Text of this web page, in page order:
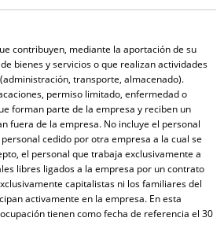
contribuyen, mediante la aportación de su
bienes y servicios o que realizan actividades
transporte, almacenado).
permiso limitado, enfermedad o
forman parte de la empresa y reciben un
fuera de la empresa. No incluye el personal
cedido por otra empresa a la cual se
el personal que trabaja exclusivamente a
libres ligados a la empresa por un contrato
capitalistas ni los familiares del
activamente en la empresa. En esta
tienen como fecha de referencia el 30